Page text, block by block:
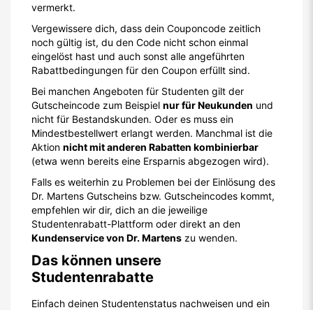
vermerkt.
Vergewissere dich, dass dein Couponcode zeitlich
noch gültig ist, du den Code nicht schon einmal
eingelöst hast und auch sonst alle angeführten
Rabattbedingungen für den Coupon erfüllt sind.
Bei manchen Angeboten für Studenten gilt der
Gutscheincode zum Beispiel nur für Neukunden und
nicht für Bestandskunden. Oder es muss ein
Mindestbestellwert erlangt werden. Manchmal ist die
Aktion nicht mit anderen Rabatten kombinierbar
(etwa wenn bereits eine Ersparnis abgezogen wird).
Falls es weiterhin zu Problemen bei der Einlösung des
Dr. Martens Gutscheins bzw. Gutscheincodes kommt,
empfehlen wir dir, dich an die jeweilige
Studentenrabatt-Plattform oder direkt an den
Kundenservice von Dr. Martens zu wenden.
Das können unsere
Studentenrabatte
Einfach deinen Studentenstatus nachweisen und ein